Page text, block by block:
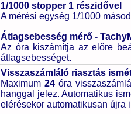
1/1000 stopper 1 részidővel
A mérési egység 1/1000
Átlagsebesség mérő -
Az óra kiszámítja az előre
átlagsebességet.
Visszaszámláló riasztás
Maximum24 óra
hanggal jelez. Automatikus
elérésekor automatikusan újra